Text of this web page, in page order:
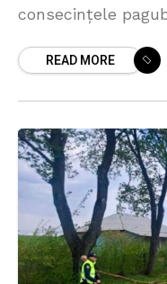
consecințele
efectuat lucrări de
READ MORE